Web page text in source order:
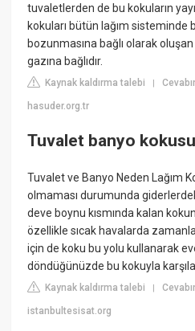
tuvaletlerden de bu kokuların
kokuları bütün lağım sisteminde
bozunmasına bağlı olarak
gazına bağlıdır.
Kaynak kaldırma talebi |
hasuder.org.tr
Tuvalet banyo
Tuvalet ve Banyo Neden Lağım
olmaması durumunda
deve boynu kısmında kalan
özellikle sıcak havalarda zamanla
için de koku bu yolu kullanarak eve
döndüğünüzde bu kokuyla
Kaynak kaldırma talebi |
istanbultesisat.org